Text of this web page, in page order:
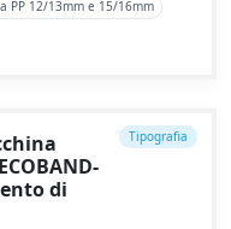
PP 12/13mm e 15/16mm
Tipografia
di